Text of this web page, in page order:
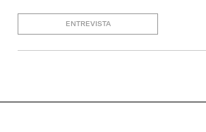
ENTREVISTA